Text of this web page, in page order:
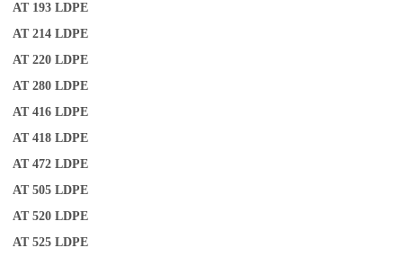
AT 193 LDPE
AT 214 LDPE
AT 220 LDPE
AT 280 LDPE
AT 416 LDPE
AT 418 LDPE
AT 472 LDPE
AT 505 LDPE
AT 520 LDPE
AT 525 LDPE